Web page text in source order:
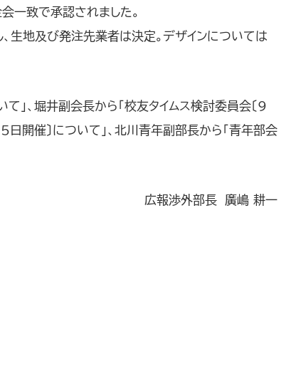
一致で承認されました。
生地及び発注先業者は決定。デザインについては
」、堀井副会長から「校友タイムス検討委員会〔9
開催〕について」、北川青年副部長から「青年部会
広報渉外部長 廣嶋 耕一